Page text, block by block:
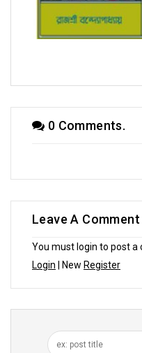
0 Comments.
Leave A Comment
You must login to post
Login | New Register